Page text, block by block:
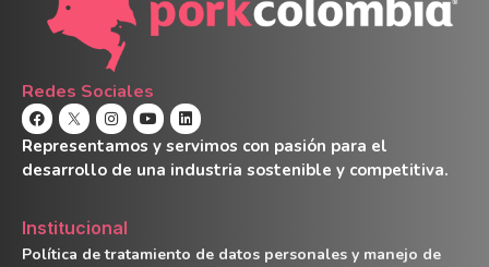
Redes Sociales
Representamos y servimos con pasión para el
desarrollo de una industria sostenible y competitiva.
Institucional
Política de tratamiento de datos personales y manejo de